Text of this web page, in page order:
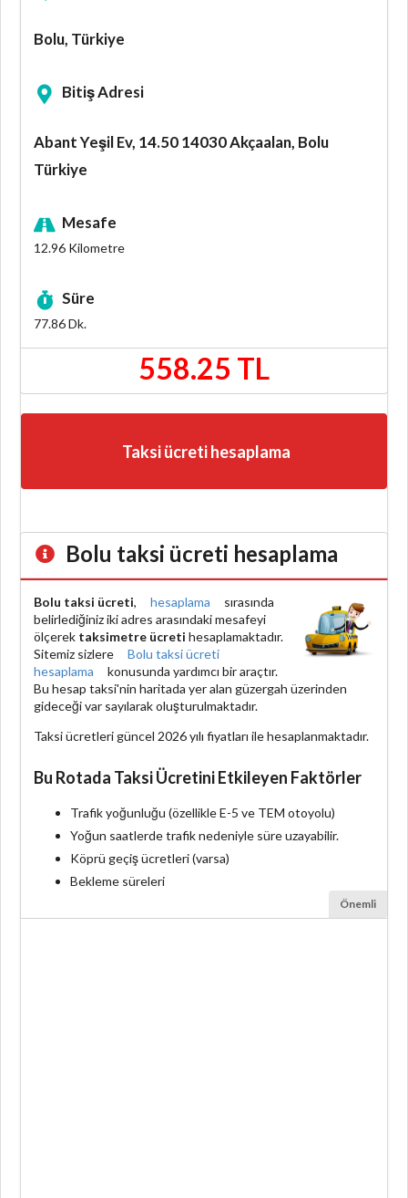
Bolu, Türkiye
Bitiş Adresi
Abant Yeşil Ev, 14.50 14030 Akçaalan, Bolu
Türkiye
Mesafe
12.96 Kilometre
Süre
77.86Dk.
558.25 TL
Taksi ücreti hesaplama
Bolu taksi ücreti hesaplama
Bolu taksi ücreti, hesaplama
sırasında
belirlediğiniz iki adres arasındaki mesafeyi
ölçerek taksimetre ücreti hesaplamaktadır.
Sitemiz sizlere
Bolu taksi ücreti
hesaplama
konusunda yardımcı bir araçtır.
Bu hesap taksi'nin haritada yer alan güzergah üzerinden
gideceği var sayılarak oluşturulmaktadır.
Taksi ücretleri güncel 2026 yılı fiyatları ile hesaplanmaktadır.
Bu Rotada Taksi Ücretini Etkileyen Faktörler
Trafik yoğunluğu (özellikle E-5 ve TEM otoyolu)
Yoğun saatlerde trafik nedeniyle süre uzayabilir.
Köprü geçiş ücretleri (varsa)
Bekleme süreleri
Önemli